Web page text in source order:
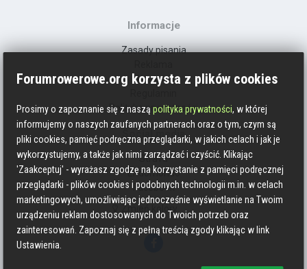
Informacje
Zasady pisania
Kontakt
Polityka prywatności
Social media
Strava
Endomondo
Facebook
Zmień kolory
Forumrowerowe.org korzysta z plików cookies
Prosimy o zapoznanie się z nasząpolityka prywatności, w której
informujemy o naszych zaufanych partnerach oraz o tym, czym są
pliki cookies, pamięć podręczna przeglądarki, w jakich celach i jak je
wykorzystujemy, a także jak nimi zarządzać i czyścić. Klikając
'Zaakceptuj' - wyrażasz zgodzę na korzystanie z pamięci podręcznej
przeglądarki - plików cookies i podobnych technologii m.in. w celach
marketingowych, umożliwiając jednocześnie wyświetlanie na Twoim
urządzeniu reklam dostosowanych do Twoich potrzeb oraz
zainteresowań. Zapoznaj się z pełną treścią zgody klikając w link
Ustawienia.